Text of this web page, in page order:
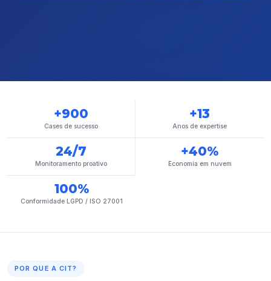
+900
Cases de sucesso
+13
Anos de expertise
24/7
Monitoramento proativo
+40%
Economia em nuvem
100%
Conformidade LGPD / ISO 27001
POR QUE A CIT?